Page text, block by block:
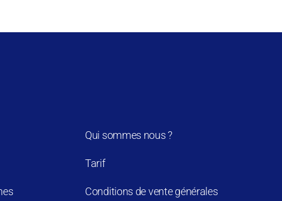
Qui sommes nous ?
Tarif
Conditions de vente générales